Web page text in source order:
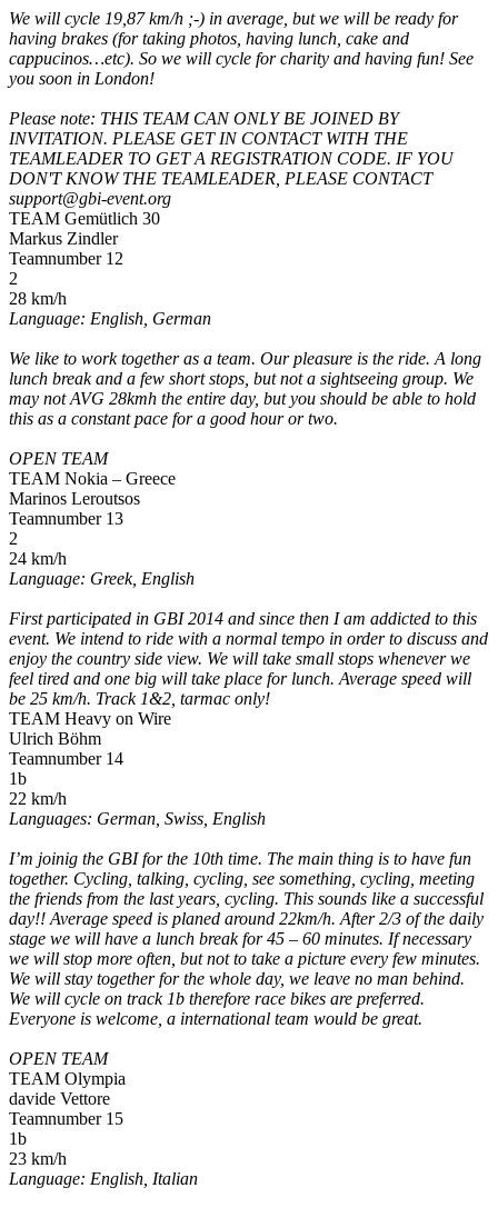
We will cycle 19,87 km/h ;-) in average, but we will be ready for
having brakes (for taking photos, having lunch, cake and
cappucinos…etc). So we will cycle for charity and having fun! See
you soon in London!
Please note: THIS TEAM CAN ONLY BE JOINED BY
INVITATION. PLEASE GET IN CONTACT WITH THE
TEAMLEADER TO GET A REGISTRATION CODE. IF YOU
DON'T KNOW THE TEAMLEADER, PLEASE CONTACT
support@gbi-event.org
TEAM Gemütlich 30
Markus Zindler
Teamnumber 12
2
28 km/h
Language: English, German
We like to work together as a team. Our pleasure is the ride. A long
lunch break and a few short stops, but not a sightseeing group. We
may not AVG 28kmh the entire day, but you should be able to hold
this as a constant pace for a good hour or two.
OPEN TEAM
TEAM Nokia – Greece
Marinos Leroutsos
Teamnumber 13
2
24 km/h
Language: Greek, English
First participated in GBI 2014 and since then I am addicted to this
event. We intend to ride with a normal tempo in order to discuss and
enjoy the country side view. We will take small stops whenever we
feel tired and one big will take place for lunch. Average speed will
be 25 km/h. Track 1&2, tarmac only!
TEAM Heavy on Wire
Ulrich Böhm
Teamnumber 14
1b
22 km/h
Languages: German, Swiss, English
I’m joinig the GBI for the 10th time. The main thing is to have fun
together. Cycling, talking, cycling, see something, cycling, meeting
the friends from the last years, cycling. This sounds like a successful
day!! Average speed is planed around 22km/h. After 2/3 of the daily
stage we will have a lunch break for 45 – 60 minutes. If necessary
we will stop more often, but not to take a picture every few minutes.
We will stay together for the whole day, we leave no man behind.
We will cycle on track 1b therefore race bikes are preferred.
Everyone is welcome, a international team would be great.
OPEN TEAM
TEAM Olympia
davide Vettore
Teamnumber 15
1b
23 km/h
Language: English, Italian